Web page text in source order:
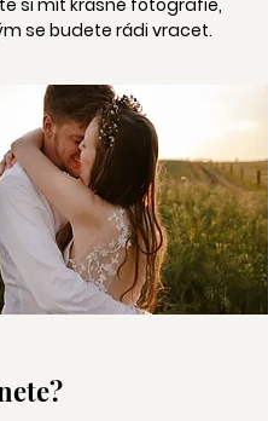
se budete rádi vracet.